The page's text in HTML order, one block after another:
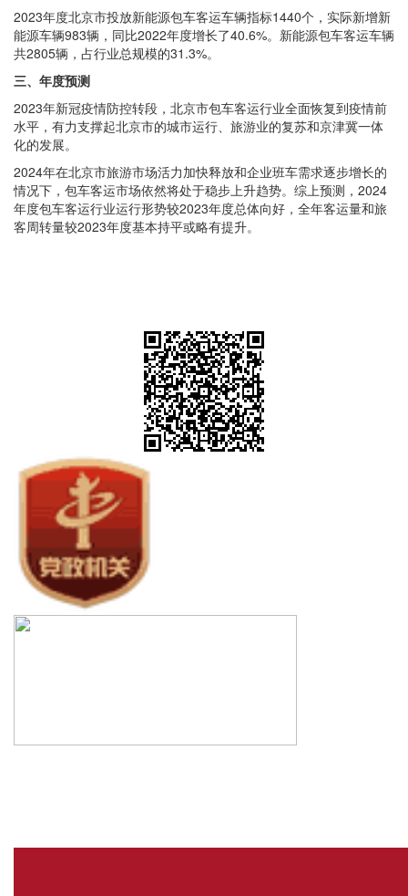
2023年度北京市投放新能源包车客运车辆指标1440个，实际新增新
能源车辆983辆，同比2022年度增长了40.6%。新能源包车客运车辆
共2805辆，占行业总规模的31.3%。
三、年度预测
2023年新冠疫情防控转段，北京市包车客运行业全面恢复到疫情前
水平，有力支撑起北京市的城市运行、旅游业的复苏和京津冀一体
化的发展。
2024年在北京市旅游市场活力加快释放和企业班车需求逐步增长的
情况下，包车客运市场依然将处于稳步上升趋势。综上预测，2024
年度包车客运行业运行形势较2023年度总体向好，全年客运量和旅
客周转量较2023年度基本持平或略有提升。